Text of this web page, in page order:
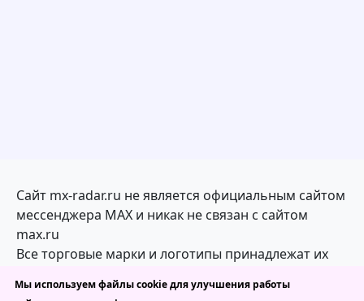
Сайт mx-radar.ru не является официальным сайтом
мессенджера MAX и никак не связан с сайтом
max.ru
Все торговые марки и логотипы принадлежат их
Мы используем файлы cookie для улучшения работы